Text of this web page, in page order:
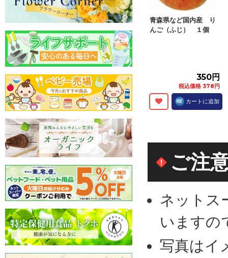
青森県など国内産 り
んご（ふじ） １個
350円
税込価格 378円
カートに追加
ご注
ネットス
いますの
写真はイ